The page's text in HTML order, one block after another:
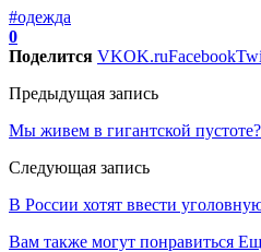
#одежда
0
Поделится VKOK.ruFacebook
Предыдущая запись
Мы живем в гигантской
Следующая запись
В России хотят ввести
Вам также могут понравиться